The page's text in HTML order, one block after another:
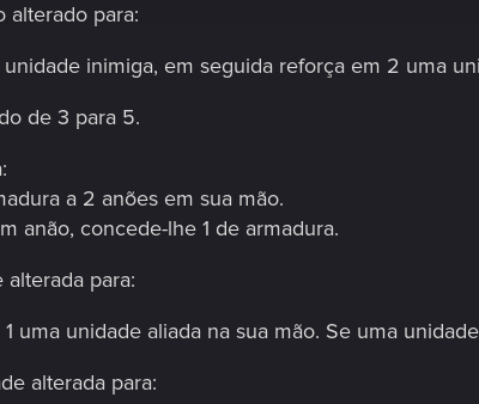
alterado para:
inimiga, em seguida reforça em 2 uma
de 3 para 5.
a 2 anões em sua mão.
anão, concede-lhe 1 de armadura.
para:
uma unidade aliada na sua mão. Se uma
alterada para: